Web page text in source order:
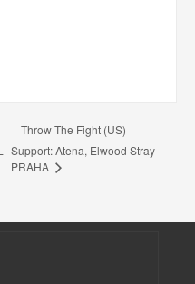
Throw The Fight (US) +
Support: Atena, Elwood Stray –
PRAHA